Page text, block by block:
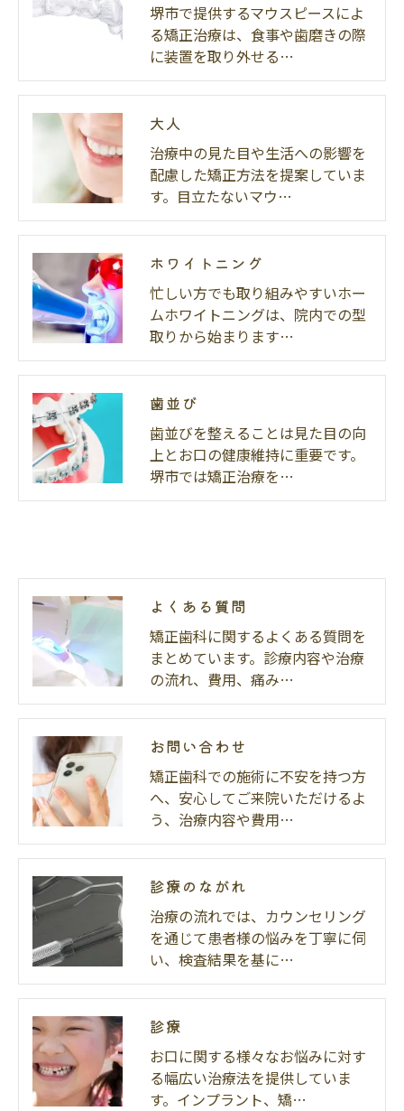
堺市で提供するマウスピースによ
る矯正治療は、食事や歯磨きの際
に装置を取り外せる…
大人
治療中の見た目や生活への影響を
配慮した矯正方法を提案していま
す。目立たないマウ…
ホワイトニング
忙しい方でも取り組みやすいホー
ムホワイトニングは、院内での型
取りから始まります…
歯並び
歯並びを整えることは見た目の向
上とお口の健康維持に重要です。
堺市では矯正治療を…
よくある質問
矯正歯科に関するよくある質問を
まとめています。診療内容や治療
の流れ、費用、痛み…
お問い合わせ
矯正歯科での施術に不安を持つ方
へ、安心してご来院いただけるよ
う、治療内容や費用…
診療のながれ
治療の流れでは、カウンセリング
を通じて患者様の悩みを丁寧に伺
い、検査結果を基に…
診療
お口に関する様々なお悩みに対す
る幅広い治療法を提供していま
す。インプラント、矯…